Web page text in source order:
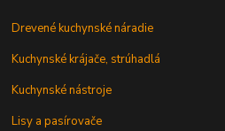
Drevené kuchynské náradie
Kuchynské krájače, strúhadlá
Kuchynské nástroje
Lisy a pasírovače